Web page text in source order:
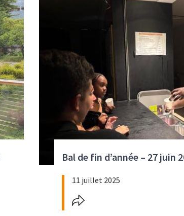
Visuel
Bal de fin d’année – 27 juin
11 juillet 2025